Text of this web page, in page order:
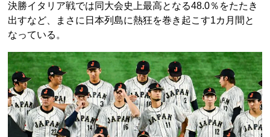
決勝イタリア戦では同大会史上最高となる48.0％をたたき
出すなど、まさに日本列島に熱狂を巻き起こす1カ月間と
なっている。